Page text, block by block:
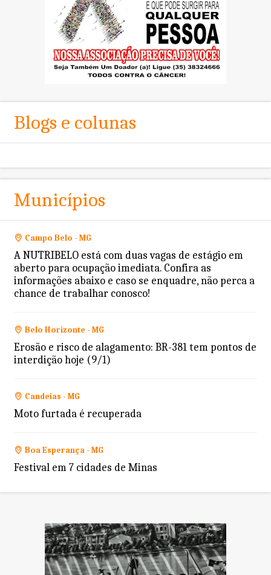
Blogs e colunas
Municípios
Campo Belo - MG
A NUTRIBELO está com duas vagas de estágio em
aberto para ocupação imediata. Confira as
informações abaixo e caso se enquadre, não perca a
chance de trabalhar conosco!
Belo Horizonte - MG
Erosão e risco de alagamento: BR-381 tem pontos de
interdição hoje (9/1)
Candeias - MG
Moto furtada é recuperada
Boa Esperança - MG
Festival em 7 cidades de Minas